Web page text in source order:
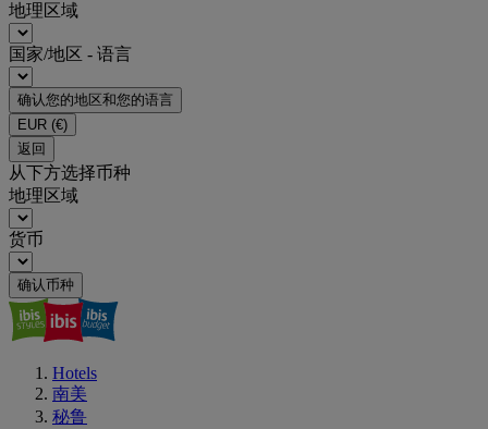
地理区域
国家/地区 - 语言
确认您的地区和您的语言
EUR (€)
返回
从下方选择币种
地理区域
货币
确认币种
Hotels
南美
秘鲁